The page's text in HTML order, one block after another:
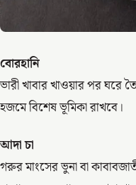
বোরহানি
ভারী খাবার খাওয়ার পর ঘরে
হজমে বিশেষ ভূমিকা রাখবে।
আদা চা
গরুর মাংসের ভুনা বা